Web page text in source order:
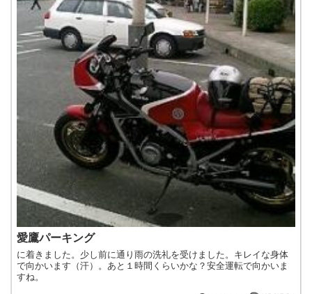
愛鷹パーキング
に着きました。少し前に通り雨の洗礼を受けました。キレイな身体
で向かいます（汗）。あと１時間くらいかな？安全運転で向かいま
すね。